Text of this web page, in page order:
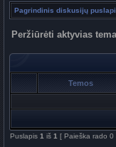
Pagrindinis diskusijų
Peržiūrėti aktyvias
Temos
Puslapis 1 iš 1 [ Paieška rado 0